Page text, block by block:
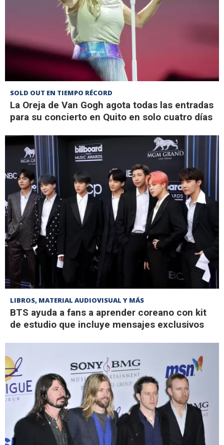
SOLD OUT EN TIEMPO RÉCORD
La Oreja de Van Gogh agota todas las entradas
para su concierto en Quito en solo cuatro días
LIBROS, MATERIAL AUDIOVISUAL Y MÁS
BTS ayuda a fans a aprender coreano con kit
de estudio que incluye mensajes exclusivos